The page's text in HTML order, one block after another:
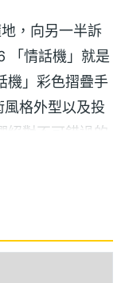
，向另一半訴
「情話機」就是
機」彩色摺疊手
格外型以及投
絕對不可錯過的
在全省各大通